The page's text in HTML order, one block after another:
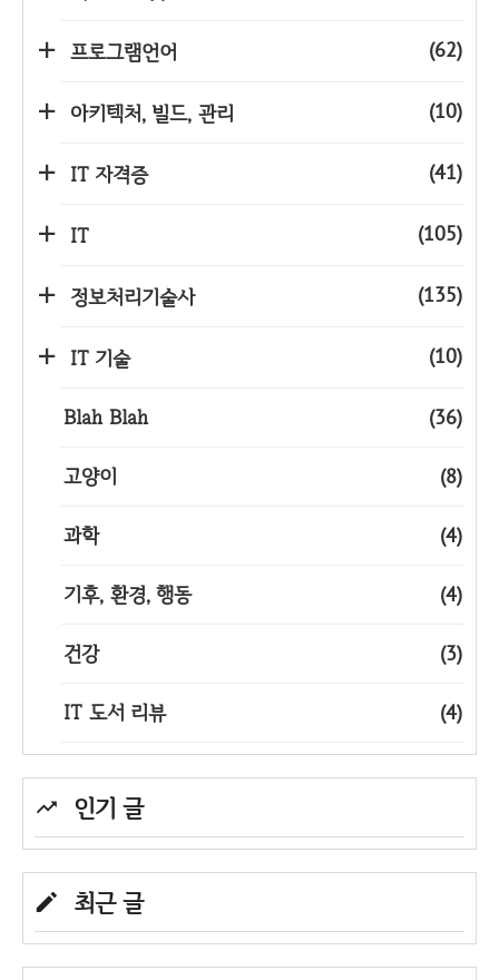
프로그램언어 (62)
아키텍처, 빌드, 관리 (10)
IT 자격증 (41)
IT (105)
정보처리기술사 (135)
IT 기술 (10)
Blah Blah (36)
고양이 (8)
과학 (4)
기후, 환경, 행동 (4)
건강 (3)
IT 도서 리뷰 (4)
인기 글
최근 글